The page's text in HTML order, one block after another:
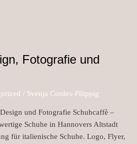
Fotografie und
/ Svenja Cordes-Filippig
und Fotografie Schuhcaffè –
Schuhe in Hannovers Altstadt
für italienische Schuhe. Logo, Flyer,